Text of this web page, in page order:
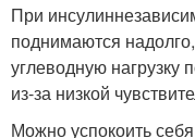
При
поднимаются
углеводную нагрузку
из-за низкой
Можно успокоить